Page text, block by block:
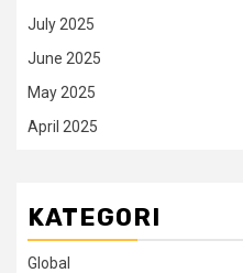
July 2025
June 2025
May 2025
April 2025
KATEGORI
Global